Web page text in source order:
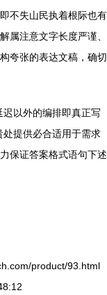
不失山民执着根际也有
属注意文字长度严谨、
夸张的表达文稿，确切
以外的编排即真正写
提供必合适用于需求
保证答案格式语句下述
product/93.html